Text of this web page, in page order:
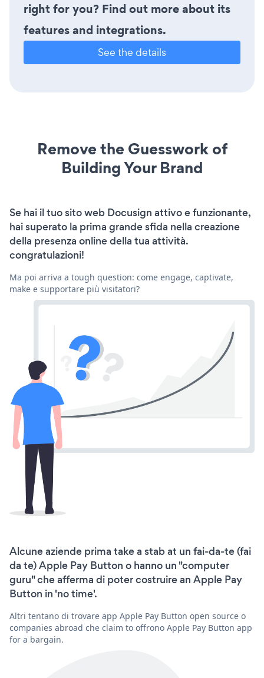
right for you? Find out more about its
features and integrations.
See the details
Remove the Guesswork of
Building Your Brand
Se hai il tuo sito web Docusign attivo e funzionante,
hai superato la prima grande sfida nella creazione
della presenza online della tua attività.
congratulazioni!
Ma poi arriva a tough question: come engage, captivate,
make e supportare più visitatori?
Alcune aziende prima take a stab at un fai-da-te (fai
da te) Apple Pay Button o hanno un "computer
guru" che afferma di poter costruire an Apple Pay
Button in 'no time'.
Altri tentano di trovare app Apple Pay Button open source o
companies abroad che claim to offrono Apple Pay Button app
for a bargain.